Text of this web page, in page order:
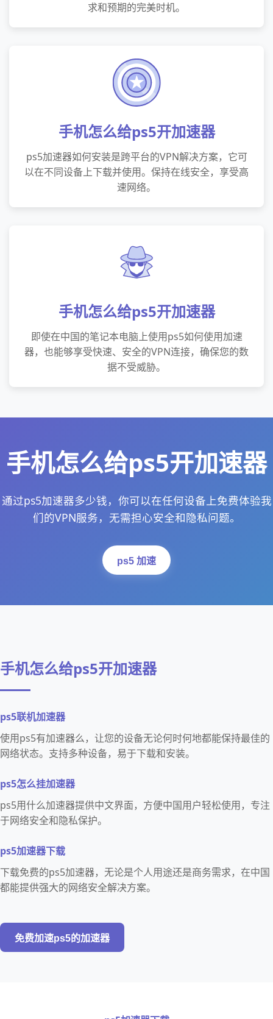
求和预期的完美时机。
手机怎么给ps5开加速器
ps5加速器如何安装是跨平台的VPN解决方案，它可
以在不同设备上下载并使用。保持在线安全，享受高
速网络。
手机怎么给ps5开加速器
即使在中国的笔记本电脑上使用ps5如何使用加速
器，也能够享受快速、安全的VPN连接，确保您的数
据不受威胁。
手机怎么给ps5开加速器
通过ps5加速器多少钱，你可以在任何设备上免费体验我
们的VPN服务，无需担心安全和隐私问题。
ps5 加速
手机怎么给ps5开加速器
ps5联机加速器
使用ps5有加速器么，让您的设备无论何时何地都能保持最佳的
网络状态。支持多种设备，易于下载和安装。
ps5怎么挂加速器
ps5用什么加速器提供中文界面，方便中国用户轻松使用，专注
于网络安全和隐私保护。
ps5加速器下载
下载免费的ps5加速器，无论是个人用途还是商务需求，在中国
都能提供强大的网络安全解决方案。
免费加速ps5的加速器